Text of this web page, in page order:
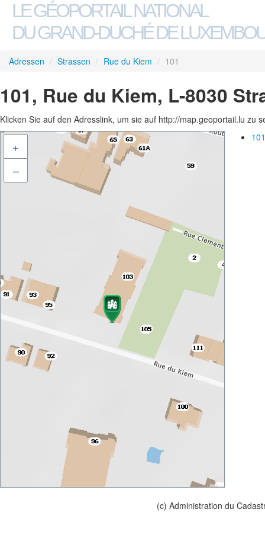
LE GÉOPORTAIL NATIONAL
DU GRAND-DUCHÉ DE
Adressen / Strassen / Rue du Kiem / 101
101, Rue du Kiem, L-8030
Klicken Sie auf den Adresslink, um sie auf http://map.geoportail.lu zu
+
–
(c) Administration du